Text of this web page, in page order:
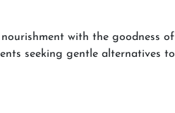
with the goodness of
seeking gentle alternatives to